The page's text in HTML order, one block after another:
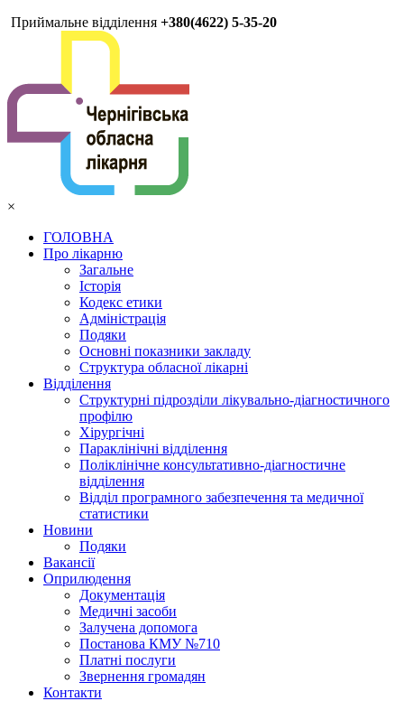
Приймальне відділення +380(4622) 5-35-20
×
ГОЛОВНА
Про лікарню
Загальне
Історія
Кодекс етики
Адміністрація
Подяки
Основні показники закладу
Структура обласної лікарні
Відділення
Структурні підрозділи лікувально-діагностичного
профілю
Хірургічні
Параклінічні відділення
Поліклінічне консультативно-діагностичне
відділення
Відділ програмного забезпечення та медичної
статистики
Новини
Подяки
Вакансії
Оприлюдення
Документація
Медичні засоби
Залучена допомога
Постанова КМУ №710
Платні послуги
Звернення громадян
Контакти